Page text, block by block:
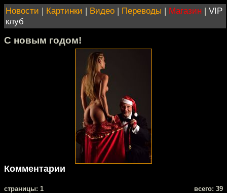
Новости | Картинки | Видео | Переводы | Магазин | VIP
клуб
С новым годом!
Комментарии
cтраницы: 1 всего: 39